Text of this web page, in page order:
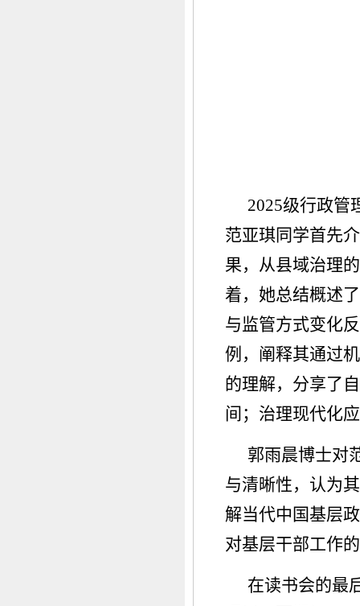
2025级行政管
范亚琪同学首先
果，从县域治理
着，她总结概述
与监管方式变化
例，阐释其通过
的理解，分享了
间；治理现代化
郭雨晨博士对
与清晰性，认为
解当代中国基层
对基层干部工作
在读书会的最